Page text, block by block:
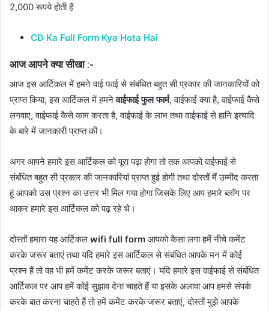
2,000 रूपये होती हैं
CD Ka Full Form Kya Hota Hai
आज आपने क्या सीखा :-
आज इस आर्टिकल में हमने वाई फाई से संबंधित बहुत सी प्रकार की जानकारियों को
प्राप्त किया, इस आर्टिकल में हमनेवाईफाई फुल फार्म, वाईफाई क्या है, वाईफाई कैसे
लगवाए, वाईफाई कैसे काम करता है, वाईफाई के लाभ तथा वाईफाई से हानि इत्यादि
के बारे में जानकारी प्राप्त की।
अगर आपने हमारे इस आर्टिकल को पूरा पढ़ा होगा तो तक आपको वाईफाई से
संबंधित बहुत सी प्रकार की जानकारियां प्राप्त हुई होगी तथा दोस्तों मैं उम्मीद करता
हूं आपको उस प्रश्न का उत्तर भी मिल गया होगा जिसके लिए आप हमारे ब्लॉग पर
आकर हमारे इस आर्टिकल को पढ़ रहे थे।
दोस्तों हमारा यह आर्टिकल wifi full form आपको कैसा लगा हमें नीचे कमेंट
करके जरूर बताएं तथा यदि हमारे इस आर्टिकल से संबंधित आपके मन में कोई
प्रश्न हैं तो वह भी हमें कमेंट करके जरूर बताएं। यदि हमारे इस वाईफाई से संबंधित
आर्टिकल पर आप हमें कोई सुझाव देना चाहते हैं या इसके अलावा आप हमसे संपर्क
करके बात करना चाहते हैं तो हमें कमेंट करके जरूर बताएं, दोस्तों मुझे आपके